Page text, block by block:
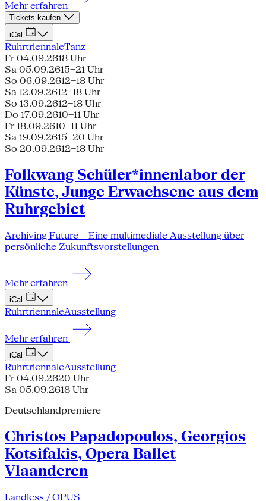
Mehr erfahren
Tickets kaufen
iCal
RuhrtriennaleTanz
Fr 04.09.2618 Uhr
Sa 05.09.2615–21 Uhr
So 06.09.2612–18 Uhr
Sa 12.09.2612–18 Uhr
So 13.09.2612–18 Uhr
Do 17.09.2610–11 Uhr
Fr 18.09.2610–11 Uhr
Sa 19.09.2615–20 Uhr
So 20.09.2612–18 Uhr
Folkwang Schüler*innenlabor der
Künste, Junge Erwachsene aus dem
Ruhrgebiet
Archiving Future – Eine multimediale Ausstellung über
persönliche Zukunftsvorstellungen
Mehr erfahren
iCal
RuhrtriennaleAusstellung
Mehr erfahren
iCal
RuhrtriennaleAusstellung
Fr 04.09.2620 Uhr
Sa 05.09.2618 Uhr
Deutschlandpremiere
Christos Papadopoulos, Georgios
Kotsifakis, Opera Ballet
Vlaanderen
Landless / OPUS